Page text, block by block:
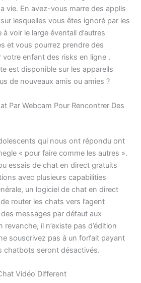
vie. En avez-vous marre des applis
lesquelles vous êtes ignoré par les
voir le large éventail d’autres
et vous pourrez prendre des
votre enfant des risks en ligne .
est disponible sur les appareils
de nouveaux amis ou amies ?
Par Webcam Pour Rencontrer Des
qui nous ont répondu ont
« pour faire comme les autres ».
essais de chat en direct gratuits
avec plusieurs capabilities
un logiciel de chat en direct
router les chats vers l’agent
messages par défaut aux
il n’existe pas d’édition
souscrivez pas à un forfait payant
chatbots seront désactivés.
Vidéo Different